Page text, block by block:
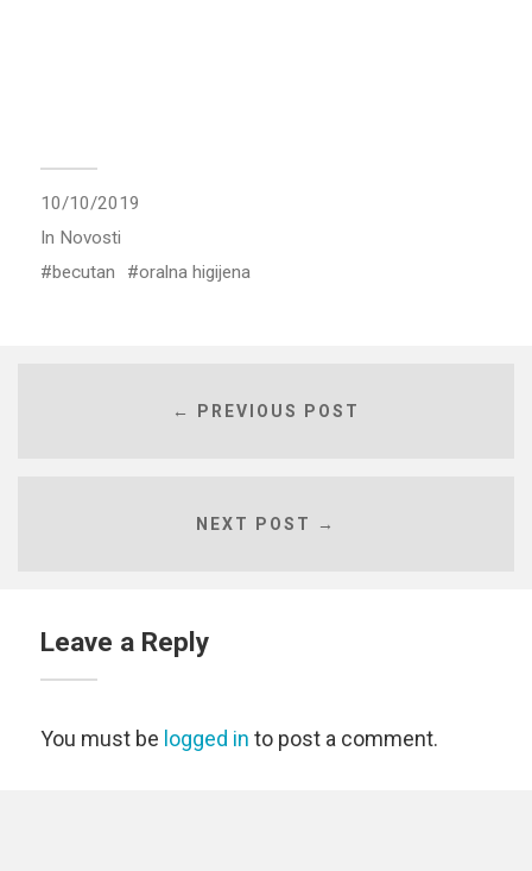
10/10/2019
In Novosti
becutan
oralna higijena
← PREVIOUS POST
NEXT POST →
Leave a Reply
You must be logged in to post a comment.